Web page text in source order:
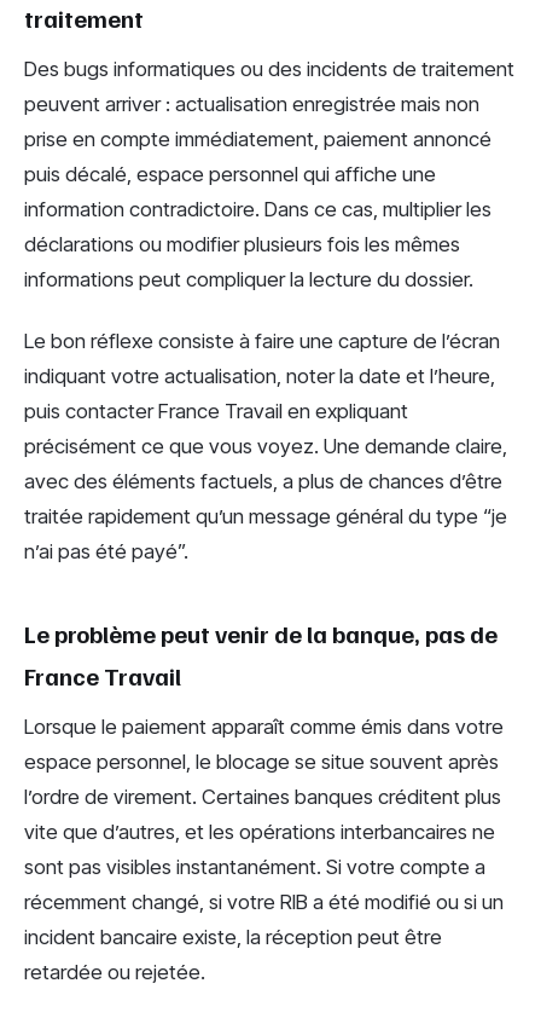
traitement
Des bugs informatiques ou des incidents de traitement
peuvent arriver : actualisation enregistrée mais non
prise en compte immédiatement, paiement annoncé
puis décalé, espace personnel qui affiche une
information contradictoire. Dans ce cas, multiplier les
déclarations ou modifier plusieurs fois les mêmes
informations peut compliquer la lecture du dossier.
Le bon réflexe consiste à faire une capture de l’écran
indiquant votre actualisation, noter la date et l’heure,
puis contacter France Travail en expliquant
précisément ce que vous voyez. Une demande claire,
avec des éléments factuels, a plus de chances d’être
traitée rapidement qu’un message général du type “je
n’ai pas été payé”.
Le problème peut venir de la banque, pas de
France Travail
Lorsque le paiement apparaît comme émis dans votre
espace personnel, le blocage se situe souvent après
l’ordre de virement. Certaines banques créditent plus
vite que d’autres, et les opérations interbancaires ne
sont pas visibles instantanément. Si votre compte a
récemment changé, si votre RIB a été modifié ou si un
incident bancaire existe, la réception peut être
retardée ou rejetée.